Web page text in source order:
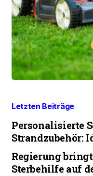
Letzten Beiträge
Personalisierte
Strandzubehör:
Regierung
Sterbehilfe auf